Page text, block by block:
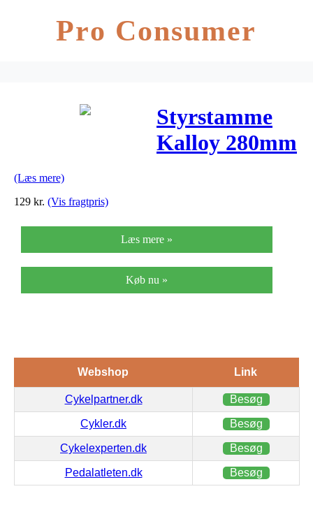
Pro Consumer
Styrstamme
Kalloy 280mm
sølv top
(Læs mere)
129 kr. (Vis fragtpris)
Læs mere »
Køb nu »
Webshop Link
Cykelpartner.dk Besøg
Cykler.dk Besøg
Cykelexperten.dk Besøg
Pedalatleten.dk Besøg